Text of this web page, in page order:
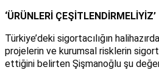
‘ÜRÜNLERİ ÇEŞİTLENDİRMELİYİZ’
Türkiye’deki sigortacılığın
projelerin ve kurumsal risklerin
ettiğini belirten Şişmanoğlu şu